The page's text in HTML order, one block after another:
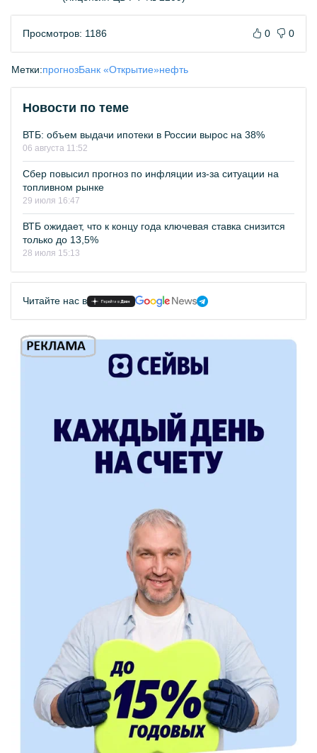
Просмотров: 1186 0 0
Метки:прогнозБанк «Открытие»нефть
Новости по теме
ВТБ: объем выдачи ипотеки в России вырос на 38%
06 августа 11:52
Сбер повысил прогноз по инфляции из-за ситуации на
топливном рынке
29 июля 16:47
ВТБ ожидает, что к концу года ключевая ставка снизится
только до 13,5%
28 июля 15:13
Читайте нас в